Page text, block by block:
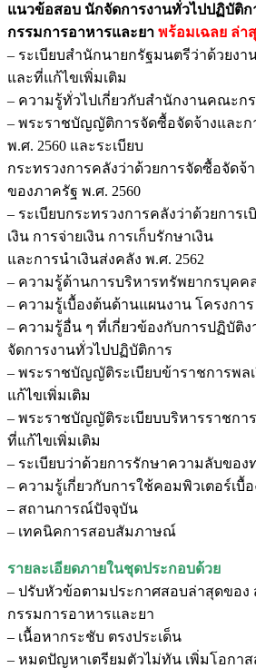
ปฏิบัติ
การ
สำนักงาน
คณะ
กรรมการ
อาหาร
และ
ยา
ชิ้น
แนวข้อสอบ นักจัดการงานทั่วไปปฏิบัติ
กรรมการอาหารและยา พร้อมเฉลย ล่า
– ระเบียบสำนักนายกรัฐมนตรีว่าด้วยงา
และที่แก้ไขเพิ่มเติม
– ความรู้ทั่วไปเกี่ยวกับสำนักงานคณะก
– พระราชบัญญัติการจัดซื้อจัดจ้างและ
พ.ศ. 2560 และระเบียบ
กระทรวงการคลังว่าด้วยการจัดซื้อจัดจ้
ของภาครัฐ พ.ศ. 2560
– ระเบียบกระทรวงการคลังว่าด้วยการเ
เงิน การจ่ายเงิน การเก็บรักษาเงิน
และการนำเงินส่งคลัง พ.ศ. 2562
– ความรู้ด้านการบริหารทรัพยากรบุคค
– ความรู้เบื้องต้นด้านแผนงาน โครงการ
– ความรู้อื่น ๆ ที่เกี่ยวข้องกับการปฏิบัติ
จัดการงานทั่วไปปฏิบัติการ
– พระราชบัญญัติระเบียบข้าราชการพล
แก้ไขเพิ่มเติม
– พระราชบัญญัติระเบียบบริหารราชกา
ที่แก้ไขเพิ่มเติม
– ระเบียบว่าด้วยการรักษาความลับของ
– ความรู้เกี่ยวกับการใช้คอมพิวเตอร์เบื้
– สถานการณ์ปัจจุบัน
– เทคนิคการสอบสัมภาษณ์
รายละเอียดภายในชุดประกอบด้วย
– ปรับหัวข้อตามประกาศสอบล่าสุดขอ
กรรมการอาหารและยา
– เนื้อหากระชับ ตรงประเด็น
– หมดปัญหาเตรียมตัวไม่ทัน เพิ่มโอกา